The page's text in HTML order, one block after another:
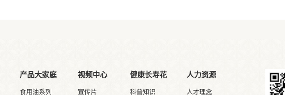
产品大家庭
食用油系列
视频中心
宣传片
健康长寿花
科普知识
人力资源
人才理念